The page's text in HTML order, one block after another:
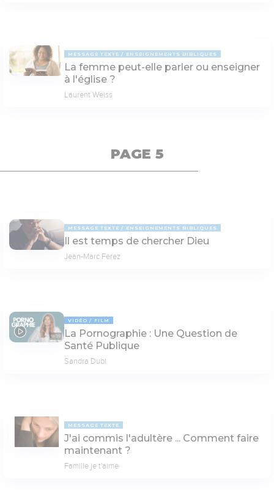
MESSAGE TEXTE ENSEIGNEMENTS BIBLIQUES
La femme peut-elle parler ou enseigner
à l'église ?
Laurent Weiss
PAGE 5
MESSAGE TEXTE ENSEIGNEMENTS BIBLIQUES
Il est temps de chercher Dieu
Jean-Marc Ferez
18:39
VIDÉO FILM
La Pornographie : Une Question de
Santé Publique
Sandra Dubi
MESSAGE TEXTE
J'ai commis l'adultère ... Comment faire
maintenant ?
Famille je t'aime